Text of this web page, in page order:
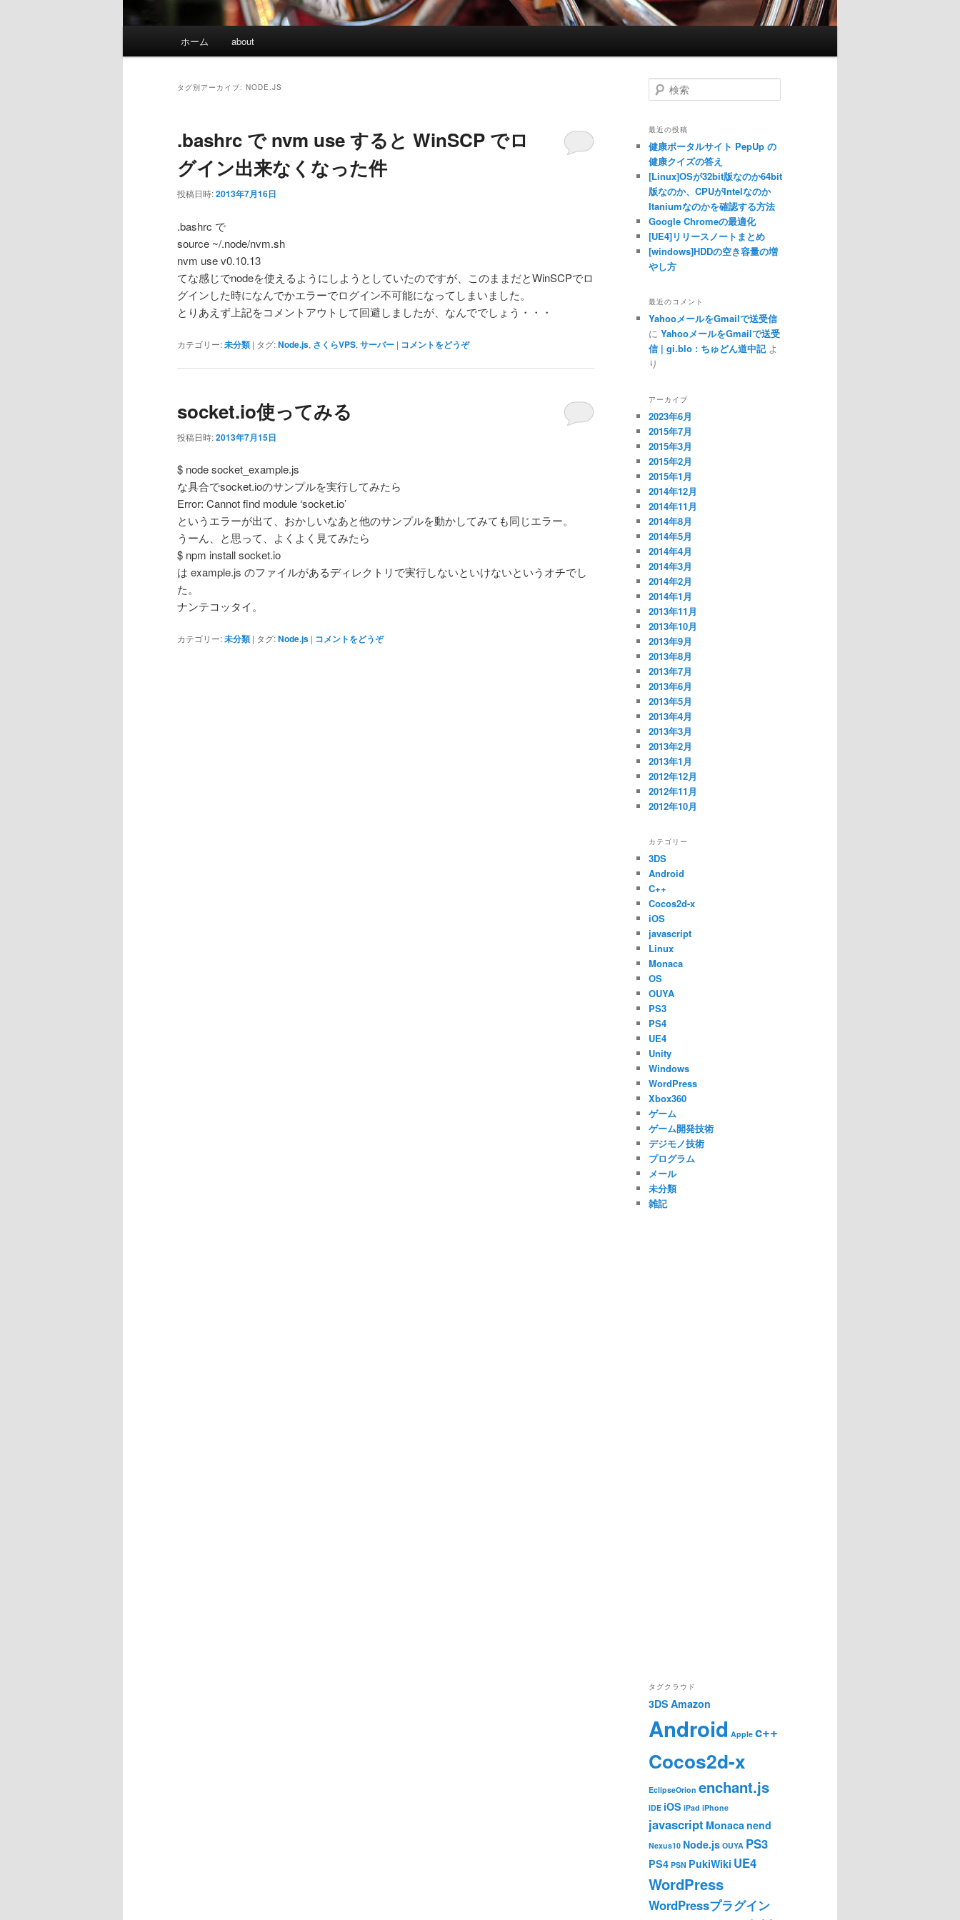
メインコンテンツへ移動
サブコンテンツへ移動
ホーム about
タグ別アーカイブ: NODE.JS
.bashrc で nvm use すると WinSCP でロ
グイン出来なくなった件
投稿日時:2013年7月16日
.bashrc で
source ~/.node/nvm.sh
nvm use v0.10.13
てな感じでnodeを使えるようにしようとしていたのですが、このままだとWinSCPでロ
グインした時になんでかエラーでログイン不可能になってしまいました。
とりあえず上記をコメントアウトして回避しましたが、なんででしょう・・・
カテゴリー:未分類 | タグ:Node.js, さくらVPS, サーバー | コメントをどうぞ
socket.io使ってみる
投稿日時:2013年7月15日
$ node socket_example.js
な具合でsocket.ioのサンプルを実行してみたら
Error: Cannot find module ‘socket.io’
というエラーが出て、おかしいなあと他のサンプルを動かしてみても同じエラー。
うーん、と思って、よくよく見てみたら
$ npm install socket.io
は example.js のファイルがあるディレクトリで実行しないといけないというオチでし
た。
ナンテコッタイ。
カテゴリー:未分類 | タグ:Node.js | コメントをどうぞ
検索
最近の投稿
健康ポータルサイト PepUp の
健康クイズの答え
[Linux]OSが32bit版なのか64bit
版なのか、CPUがIntelなのか
Itaniumなのかを確認する方法
Google Chromeの最適化
[UE4]リリースノートまとめ
[windows]HDDの空き容量の増
やし方
最近のコメント
YahooメールをGmailで送受信
に YahooメールをGmailで送受
信 | gi.blo : ちゅどん道中記よ
り
アーカイブ
2023年6月
2015年7月
2015年3月
2015年2月
2015年1月
2014年12月
2014年11月
2014年8月
2014年5月
2014年4月
2014年3月
2014年2月
2014年1月
2013年11月
2013年10月
2013年9月
2013年8月
2013年7月
2013年6月
2013年5月
2013年4月
2013年3月
2013年2月
2013年1月
2012年12月
2012年11月
2012年10月
カテゴリー
3DS
Android
C++
Cocos2d-x
iOS
javascript
Linux
Monaca
OS
OUYA
PS3
PS4
UE4
Unity
Windows
WordPress
Xbox360
ゲーム
ゲーム開発技術
デジモノ技術
プログラム
メール
未分類
雑記
タグクラウド
3DS Amazon
Android Apple c++
Cocos2d-x
EclipseOrion enchant.js
IDE iOS iPad iPhone
javascript Monaca nend
Nexus10 Node.js OUYA PS3
PS4 PSN PukiWiki UE4
WordPress
WordPressプラグイン